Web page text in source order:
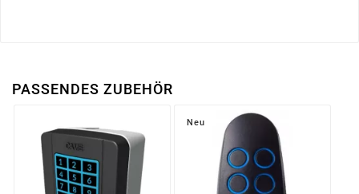
PASSENDES ZUBEHÖR
Neu